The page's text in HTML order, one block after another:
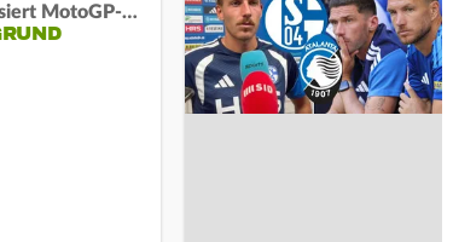
Marc Marquez kassiert MotoGP-Sprint-Schlappe: